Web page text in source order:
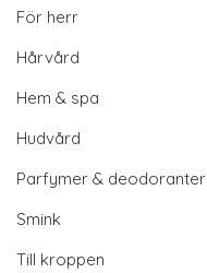
För herr
Hårvård
Hem & spa
Hudvård
Parfymer & deodoranter
Smink
Till kroppen